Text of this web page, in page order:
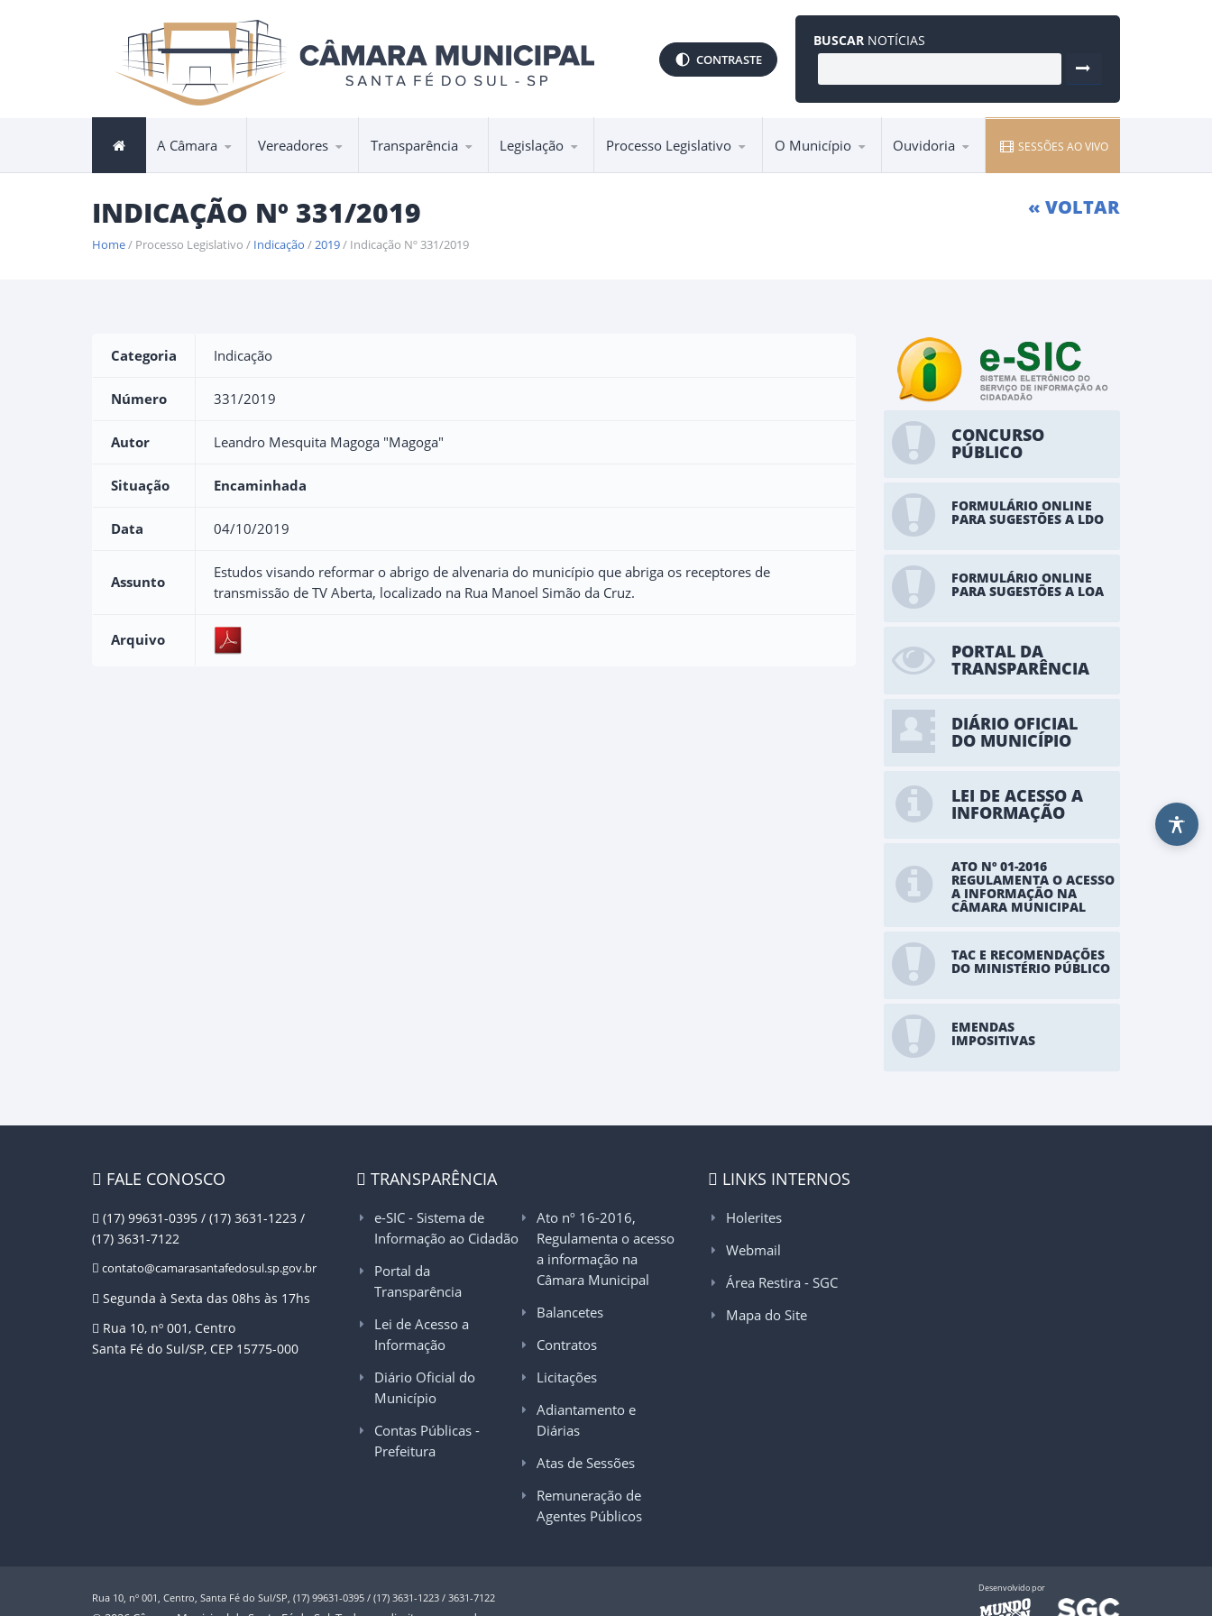
CONTRASTE
BUSCAR NOTÍCIAS
A Câmara Vereadores Transparência Legislação Processo Legislativo O Município Ouvidoria SESSÕES AO VIVO
INDICAÇÃO Nº 331/2019 « VOLTAR
Home/ Processo Legislativo / Indicação /2019/ Indicação Nº 331/2019
Categoria Indicação
Número 331/2019
Autor Leandro Mesquita Magoga "Magoga"
Situação Encaminhada
Data 04/10/2019
Assunto
Estudos visando reformar o abrigo de alvenaria do município que abriga os receptores de
transmissão de TV Aberta, localizado na Rua Manoel Simão da Cruz.
Arquivo
CONCURSO
PÚBLICO
FORMULÁRIO ONLINE
PARA SUGESTÕES A LDO
FORMULÁRIO ONLINE
PARA SUGESTÕES A LOA
PORTAL DA
TRANSPARÊNCIA
DIÁRIO OFICIAL
DO MUNICÍPIO
LEI DE ACESSO A
INFORMAÇÃO
ATO Nº 01-2016
REGULAMENTA O ACESSO
A INFORMAÇÃO NA
CÂMARA MUNICIPAL
TAC E RECOMENDAÇÕES
DO MINISTÉRIO PÚBLICO
EMENDAS
IMPOSITIVAS
FALE CONOSCO
(17) 99631-0395 / (17) 3631-1223 /
(17) 3631-7122
contato@camarasantafedosul.sp.gov.br
Segunda à Sexta das 08hs às 17hs
Rua 10, nº 001, Centro
Santa Fé do Sul/SP, CEP 15775-000
TRANSPARÊNCIA
e-SIC - Sistema de
Informação ao Cidadão
Portal da
Transparência
Lei de Acesso a
Informação
Diário Oficial do
Município
Contas Públicas -
Prefeitura
Ato nº 16-2016,
Regulamenta o acesso
a informação na
Câmara Municipal
Balancetes
Contratos
Licitações
Adiantamento e
Diárias
Atas de Sessões
Remuneração de
Agentes Públicos
LINKS INTERNOS
Holerites
Webmail
Área Restira - SGC
Mapa do Site
Rua 10, nº 001, Centro, Santa Fé do Sul/SP, (17) 99631-0395 / (17) 3631-1223 / 3631-7122
Desenvolvido por